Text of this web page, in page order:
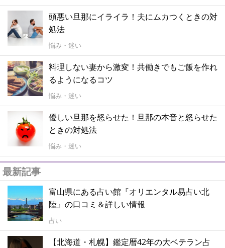
頭悪い旦那にイライラ！夫にムカつくときの対
処法
悩み・迷い
料理しない妻から激変！共働きでもご飯を作れ
るようになるコツ
悩み・迷い
優しい旦那を怒らせた！旦那の本音と怒らせた
ときの対処法
悩み・迷い
最新記事
富山県にある占い館『オリエンタル易占い北
陸』の口コミ＆詳しい情報
占い
【北海道・札幌】鑑定暦42年の大ベテラン占